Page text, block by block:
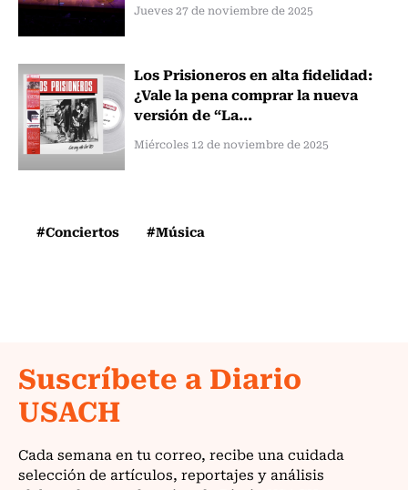
Jueves 27 de noviembre de 2025
Los Prisioneros en alta fidelidad:
¿Vale la pena comprar la nueva
versión de “La...
Miércoles 12 de noviembre de 2025
#Conciertos #Música